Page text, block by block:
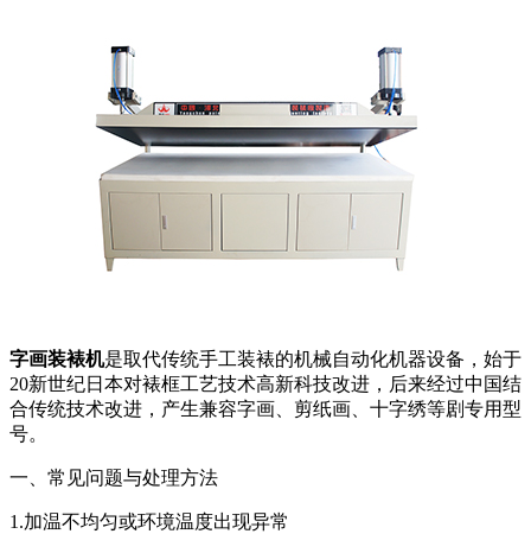
字画装裱机是取代传统手工装裱的机械自动化机器设备，始于
20新世纪日本对裱框工艺技术高新科技改进，后来经过中国结
合传统技术改进，产生兼容字画、剪纸画、十字绣等剧专用型
号。
一、常见问题与处理方法
1.加温不均匀或环境温度出现异常